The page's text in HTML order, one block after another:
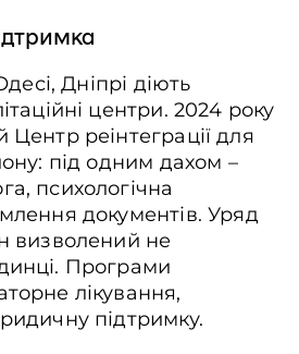
Дніпрі діють
центри. 2024 року
реінтеграції для
під одним дахом –
психологічна
документів. Уряд
визволений не
Програми
лікування,
підтримку.